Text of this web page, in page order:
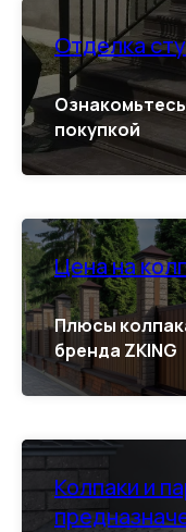
Отделка
покупкой
Цена на
Плюсы
бренда ZKING
Колпаки и